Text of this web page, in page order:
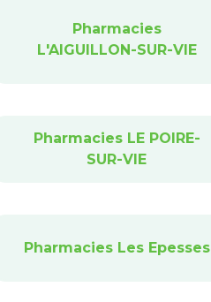
Pharmacies
L'AIGUILLON-SUR-VIE
Pharmacies LE POIRE-
SUR-VIE
Pharmacies Les Epesses